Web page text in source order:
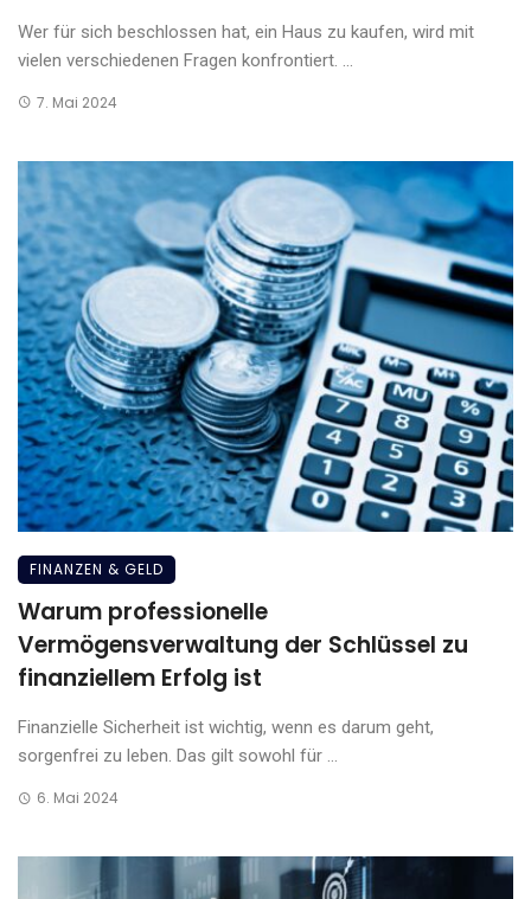
Wer für sich beschlossen hat, ein Haus zu kaufen, wird mit
vielen verschiedenen Fragen konfrontiert. ...
7. Mai 2024
FINANZEN & GELD
Warum professionelle
Vermögensverwaltung der Schlüssel zu
finanziellem Erfolg ist
Finanzielle Sicherheit ist wichtig, wenn es darum geht,
sorgenfrei zu leben. Das gilt sowohl für ...
6. Mai 2024